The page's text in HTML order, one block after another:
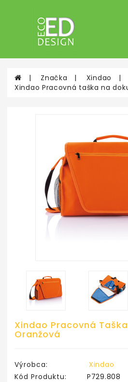
boxy
Doplnky
do
Značka
Xindao
Xindao Pracovná taška na
Xindao Pracovná
Oranžová
Výrobca:
Xindao
Kód Produktu:
P729.808